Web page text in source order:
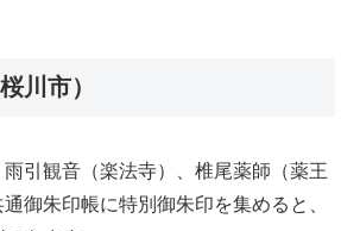
川市）
引観音（楽法寺）、椎尾薬師（薬王
御朱印帳に特別御朱印を集めると、